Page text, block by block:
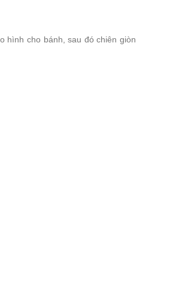
hình cho bánh, sau đó chiên giòn